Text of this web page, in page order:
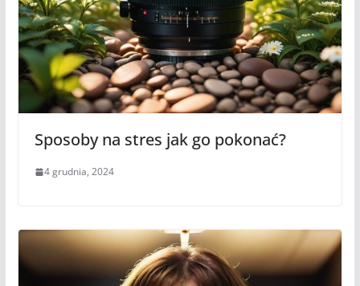
Sposoby na stres jak go pokonać?
4 grudnia, 2024